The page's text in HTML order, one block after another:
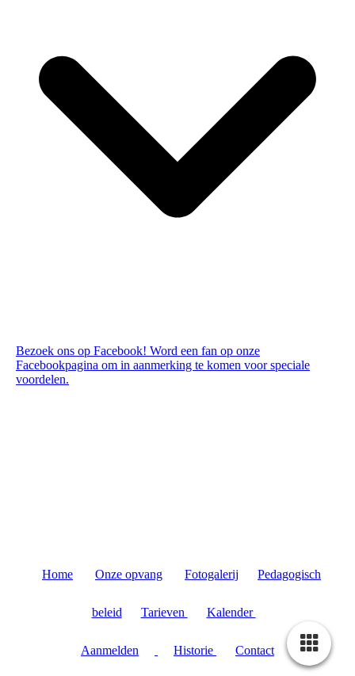
Bezoek ons op Facebook! Word een fan op onze
Facebookpagina om in aanmerking te komen voor speciale
voordelen.
Home Onze opvang Fotogalerij Pedagogisch
beleid Tarieven Kalender
Aanmelden Historie Contact